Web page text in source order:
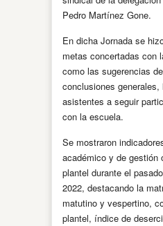
Pedro Martínez Gone.
En dicha Jornada se
metas concertadas con
como las sugerencias
conclusiones
asistentes a seguir
con la escuela.
Se mostraron
académico y de gestión
plantel durante el
2022, destacando la
matutino y vespertino,
plantel, índice de